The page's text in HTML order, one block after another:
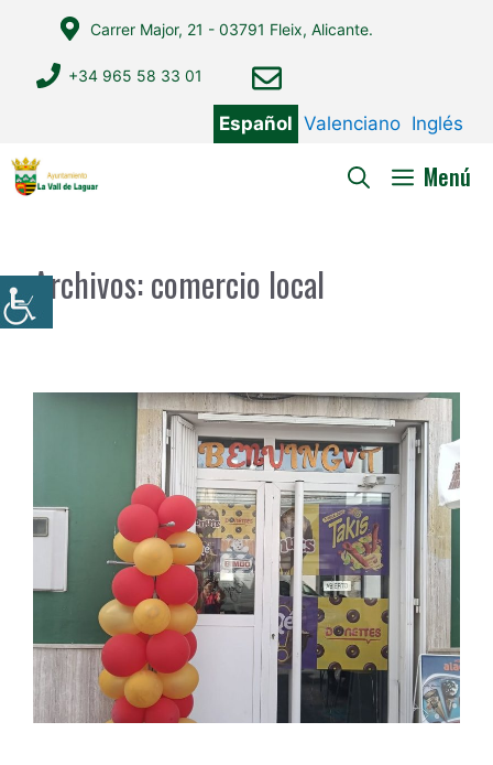
contenido
Carrer Major, 21 - 03791 Fleix, Alicante.
+34 965 58 33 01
Español Valenciano Inglés
Menú
Archivos:comercio local